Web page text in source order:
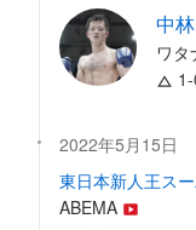
中
ワタ
2022年5月15日
東日本新人王ス
ABEMA